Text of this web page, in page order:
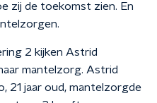
zij de toekomst zien. En
2 kijken Astrid
mantelzorg. Astrid
21 jaar oud, mantelzorgde